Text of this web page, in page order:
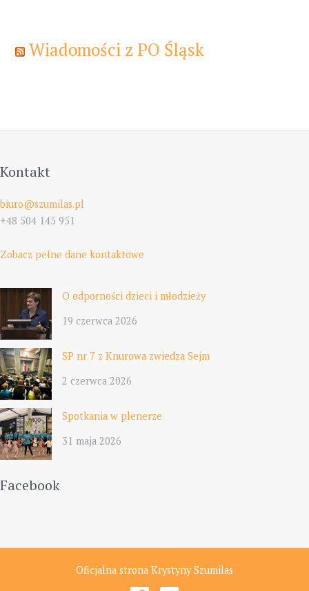
Wiadomości z PO Śląsk
Kontakt
biuro@szumilas.pl
+48 504 145 951
Zobacz pełne dane kontaktowe
O odporności dzieci i młodzieży
19 czerwca 2026
SP nr 7 z Knurowa zwiedza Sejm
2 czerwca 2026
Spotkania w plenerze
31 maja 2026
Facebook
Oficjalna strona Krystyny Szumilas